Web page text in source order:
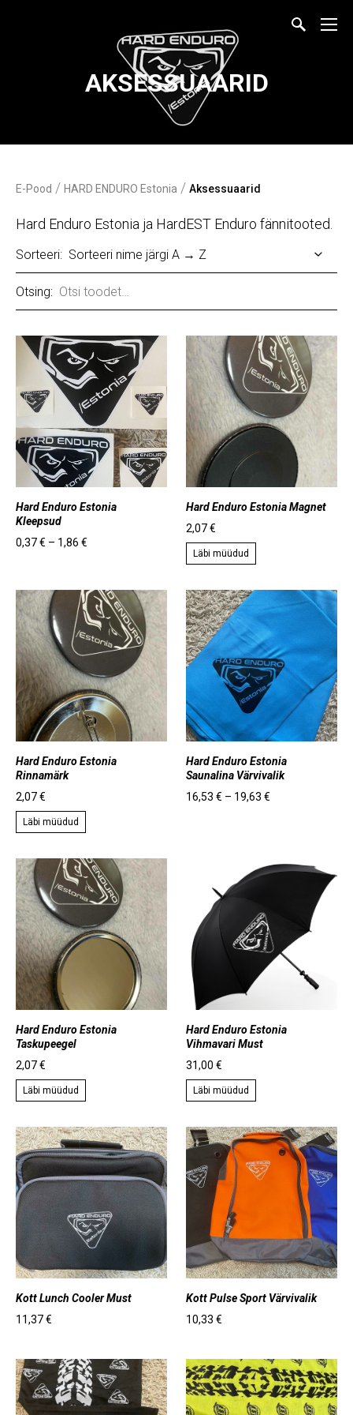
AKSESSUAARID
E-Pood / HARD ENDURO Estonia / Aksessuaarid
Hard Enduro Estonia ja HardEST Enduro fännitooted.
Sorteeri:
Otsing:
Hard Enduro Estonia
Kleepsud
0,37 € – 1,86 €
Hard Enduro Estonia Magnet
2,07 €
Läbi müüdud
Hard Enduro Estonia
Rinnamärk
2,07 €
Läbi müüdud
Hard Enduro Estonia
Saunalina Värvivalik
16,53 € – 19,63 €
Hard Enduro Estonia
Taskupeegel
2,07 €
Läbi müüdud
Hard Enduro Estonia
Vihmavari Must
31,00 €
Läbi müüdud
Kott Lunch Cooler Must
11,37 €
Kott Pulse Sport Värvivalik
10,33 €